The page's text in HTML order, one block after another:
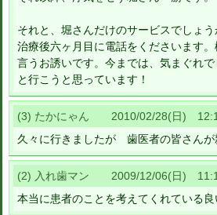
それと、堀さんだけのサービスでしょ
治療後六ヶ月目に電話をくださいます
言うお誘いです。今までは、気まぐれ
と行こうと思っています！
(3) たかにゃん 2010/02/28(日)
久々に行きましたが 歯医者の皆さんが
(2) 入れ歯マン 2009/12/06(日)
本当に患者のことを考えてくれている良